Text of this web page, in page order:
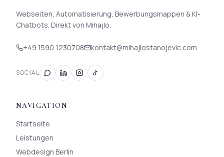
Webseiten, Automatisierung, Bewerbungsmappen & KI-
Chatbots. Direkt von Mihajlo.
+49 1590 1230708 kontakt@mihajlostanojevic.com
SOCIAL
NAVIGATION
Startseite
Leistungen
Webdesign Berlin